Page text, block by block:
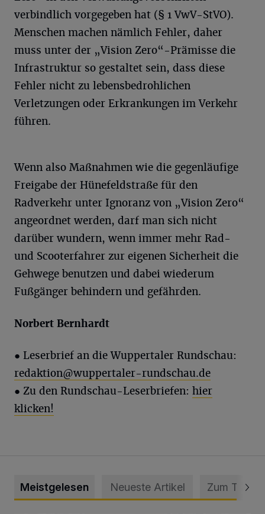
verbindlich vorgegeben hat (§ 1 VwV-StVO).
Menschen machen nämlich Fehler, daher
muss unter der „Vision Zero“-Prämisse die
Infrastruktur so gestaltet sein, dass diese
Fehler nicht zu lebensbedrohlichen
Verletzungen oder Erkrankungen im Verkehr
führen.
Wenn also Maßnahmen wie die gegenläufige
Freigabe der Hünefeldstraße für den
Radverkehr unter Ignoranz von „Vision Zero“
angeordnet werden, darf man sich nicht
darüber wundern, wenn immer mehr Rad-
und Scooterfahrer zur eigenen Sicherheit die
Gehwege benutzen und dabei wiederum
Fußgänger behindern und gefährden.
Norbert Bernhardt
● Leserbrief an die Wuppertaler Rundschau:
redaktion@wuppertaler-rundschau.de
● Zu den Rundschau-Leserbriefen: hier
klicken!
Meistgelesen Neueste Artikel Zum Thema